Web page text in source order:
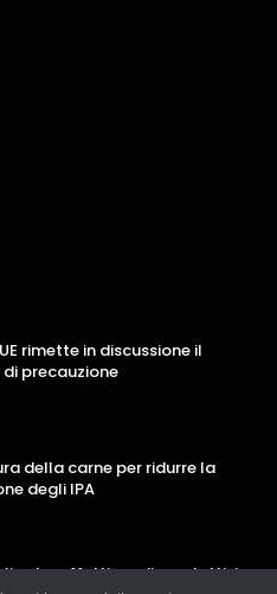
rimette in discussione il
precauzione
della carne per ridurre la
degli IPA
ha effetti cardioprotettivi e